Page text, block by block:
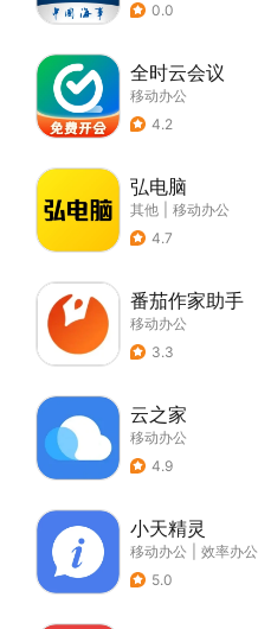
0.0
全时云会议
移动办公
4.2
弘电脑
其他
移动办公
4.7
番茄作家助手
移动办公
3.3
云之家
移动办公
4.9
小天精灵
移动办公
效率办公
5.0